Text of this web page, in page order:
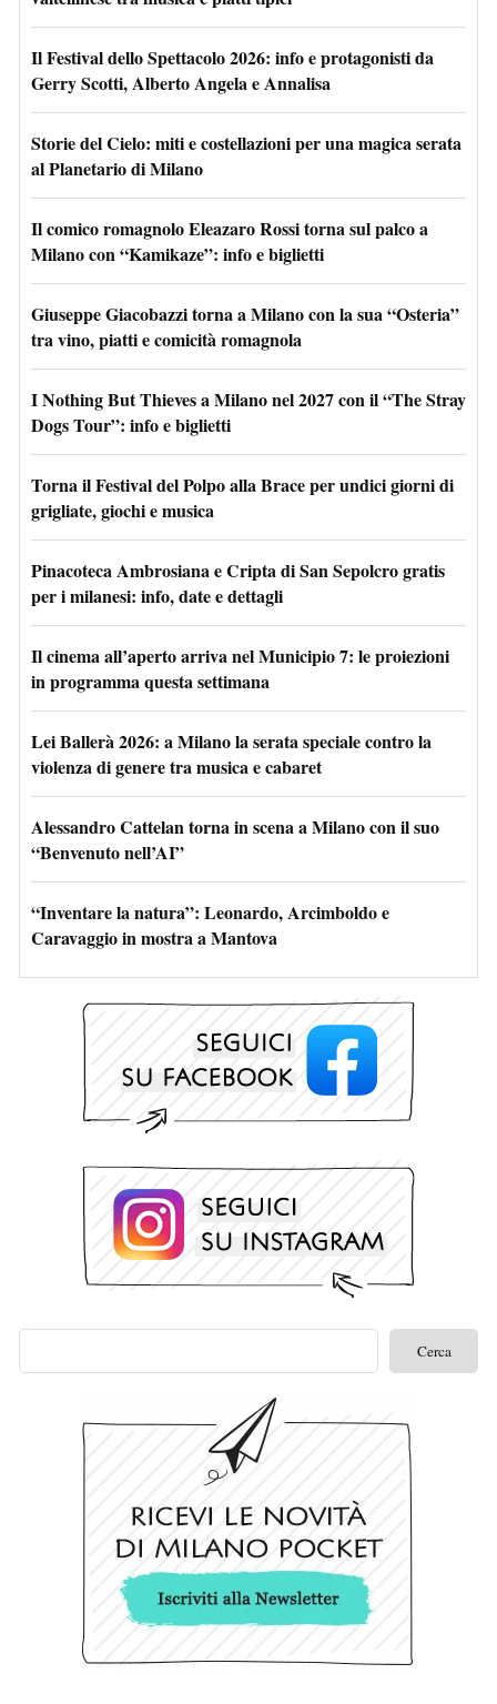
Il Festival dello Spettacolo 2026: info e protagonisti da
Gerry Scotti, Alberto Angela e Annalisa
Storie del Cielo: miti e costellazioni per una magica serata
al Planetario di Milano
Il comico romagnolo Eleazaro Rossi torna sul palco a
Milano con “Kamikaze”: info e biglietti
Giuseppe Giacobazzi torna a Milano con la sua “Osteria”
tra vino, piatti e comicità romagnola
I Nothing But Thieves a Milano nel 2027 con il “The Stray
Dogs Tour”: info e biglietti
Torna il Festival del Polpo alla Brace per undici giorni di
grigliate, giochi e musica
Pinacoteca Ambrosiana e Cripta di San Sepolcro gratis
per i milanesi: info, date e dettagli
Il cinema all’aperto arriva nel Municipio 7: le proiezioni
in programma questa settimana
Lei Ballerà 2026: a Milano la serata speciale contro la
violenza di genere tra musica e cabaret
Alessandro Cattelan torna in scena a Milano con il suo
“Benvenuto nell’AI”
“Inventare la natura”: Leonardo, Arcimboldo e
Caravaggio in mostra a Mantova